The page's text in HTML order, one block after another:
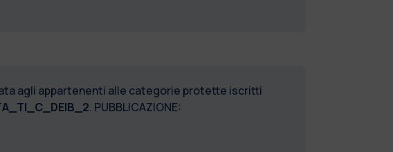
agli appartenenti alle categorie protette iscritti
. PUBBLICAZIONE: